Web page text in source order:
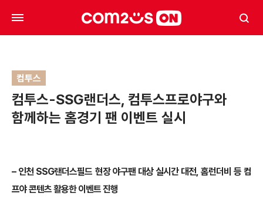
컴투스
컴투스-SSG랜더스, 컴투스프로야구와
함께하는 홈경기 팬 이벤트 실시
– 인천 SSG랜더스필드 현장 야구팬 대상 실시간 대전, 홈런더비 등 컴
프야 콘텐츠 활용한 이벤트 진행